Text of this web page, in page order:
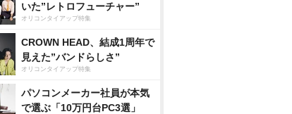
いた”レトロフューチャー”
オリコンタイアップ特集
CROWN HEAD、結成1周年で
見えた”バンドらしさ”
オリコンタイアップ特集
パソコンメーカー社員が本気
で選ぶ「10万円台PC3選」